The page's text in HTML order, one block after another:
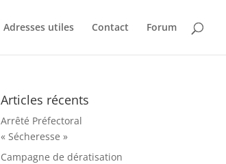
Adresses utiles Contact Forum
Articles récents
Arrêté Préfectoral
« Sécheresse »
Campagne de dératisation